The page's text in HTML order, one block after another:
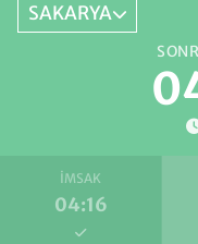
SAKARYA
İMSAK
04:16